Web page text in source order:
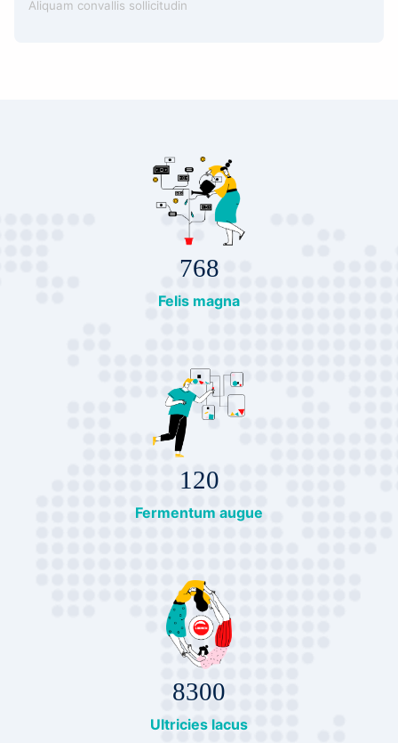
Aliquam convallis sollicitudin
768
Felis magna
120
Fermentum augue
8300
Ultricies lacus